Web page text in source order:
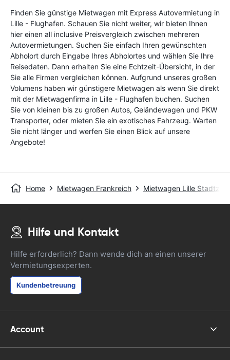
Finden Sie günstige Mietwagen mit Express Autovermietung in
Lille - Flughafen. Schauen Sie nicht weiter, wir bieten Ihnen
hier einen all inclusive Preisvergleich zwischen mehreren
Autovermietungen. Suchen Sie einfach Ihren gewünschten
Abholort durch Eingabe Ihres Abholortes und wählen Sie Ihre
Reisedaten. Dann erhalten Sie eine Echtzeit-Übersicht, in der
Sie alle Firmen vergleichen können. Aufgrund unseres großen
Volumens haben wir günstigere Mietwagen als wenn Sie direkt
mit der Mietwagenfirma in Lille - Flughafen buchen. Suchen
Sie von kleinen bis zu großen Autos, Geländewagen und PKW
Transporter, oder mieten Sie ein exotisches Fahrzeug. Warten
Sie nicht länger und werfen Sie einen Blick auf unsere
Angebote!
Home Mietwagen Frankreich Mietwagen Lille
Hilfe und Kontakt
Hilfe erforderlich? Dann wende dich an einen unserer
Vermietungsexperten.
Kundenbetreuung
Account